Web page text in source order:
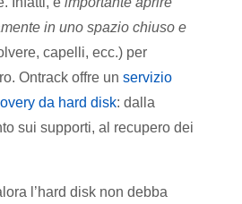
in uno spazio chiuso e
capelli, ecc.) per
Ontrack offre un servizio
da hard disk: dalla
sui supporti, al recupero dei
l’hard disk non debba